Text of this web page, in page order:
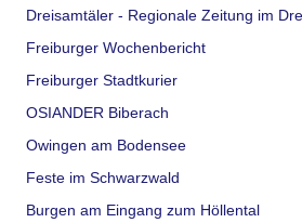
Dreisamtäler - Regionale Zeitung im
Freiburger Wochenbericht
Freiburger Stadtkurier
OSIANDER Biberach
Owingen am Bodensee
Feste im Schwarzwald
Burgen am Eingang zum Höllental